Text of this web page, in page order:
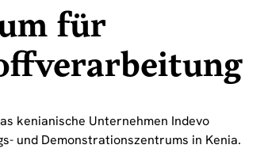
für
kenianische Unternehmen Indevo
und Demonstrationszentrums in Kenia.